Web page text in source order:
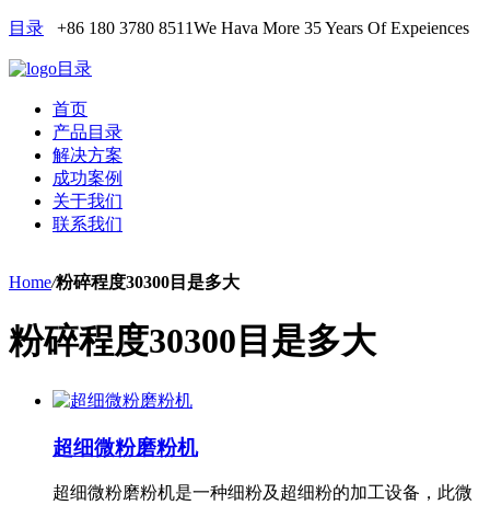
目录 +86 180 3780 8511We Hava More 35 Years Of Expeiences
目录
首页
产品目录
解决方案
成功案例
关于我们
联系我们
Home/粉碎程度30300目是多大
粉碎程度30300目是多大
超细微粉磨粉机
超细微粉磨粉机是一种细粉及超细粉的加工设备，此微